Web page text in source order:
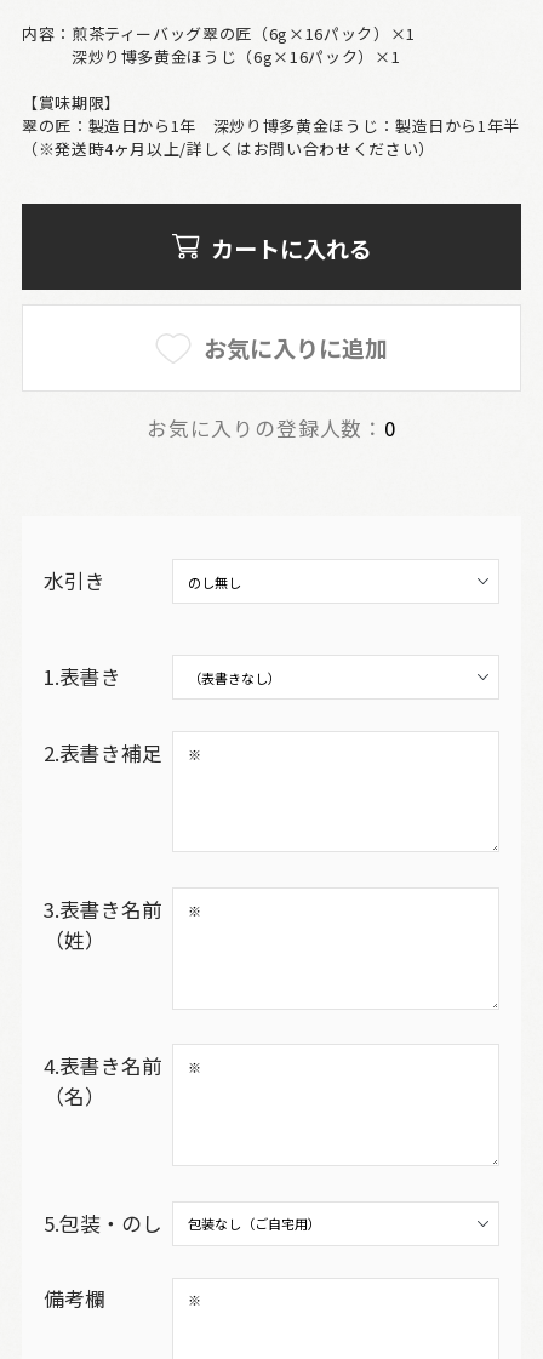
内容：煎茶ティーバッグ翠の匠（6g×16パック）×1
深炒り博多黄金ほうじ（6g×16パック）×1
【賞味期限】
翠の匠：製造日から1年 深炒り博多黄金ほうじ：製造日から1年半
（※発送時4ヶ月以上/詳しくはお問い合わせください）
カートに入れる
お気に入りに追加
お気に入りの登録人数： 0
水引き
1.表書き
2.表書き補足
3.表書き名前
（姓）
4.表書き名前
（名）
5.包装・のし
備考欄